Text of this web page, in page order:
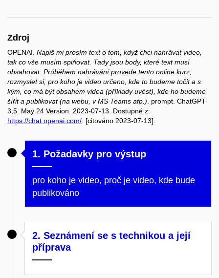
Zdroj
OPENAI. Napiš mi prosím text o tom, když chci nahrávat video,
tak co vše musím splňovat. Tady jsou body, které text musí
obsahovat. Průběhem nahrávání provede tento online kurz,
rozmyslet si, pro koho je video určeno, kde to budeme točit a s
kým, co má být obsahem videa (příklady uvést), kde ho budeme
šířit a publikovat (na webu, v MS Teams atp.). prompt. ChatGPT-
3,5. May 24 Version. 2023-07-13. Dostupné z:
https://chat.openai.com/. [citováno 2023-07-13].
1. Požadavky pro výstup
pro koho je video, proč je video, kde bude
publikováno
2. Seznámení se s technikou a její
příprava